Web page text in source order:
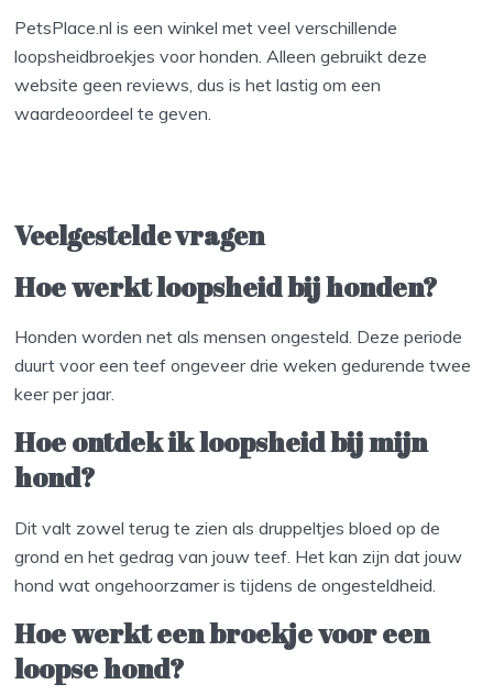
PetsPlace.nl is een winkel met veel verschillende
loopsheidbroekjes voor honden. Alleen gebruikt deze
website geen reviews, dus is het lastig om een
waardeoordeel te geven.
Veelgestelde vragen
Hoe werkt loopsheid bij honden?
Honden worden net als mensen ongesteld. Deze periode
duurt voor een teef ongeveer drie weken gedurende twee
keer per jaar.
Hoe ontdek ik loopsheid bij mijn
hond?
Dit valt zowel terug te zien als druppeltjes bloed op de
grond en het gedrag van jouw teef. Het kan zijn dat jouw
hond wat ongehoorzamer is tijdens de ongesteldheid.
Hoe werkt een broekje voor een
loopse hond?